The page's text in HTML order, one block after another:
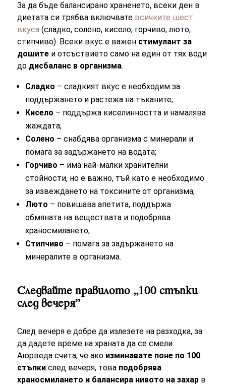
За да бъде балансирано храненето, всеки ден в
диетата си трябва включвате всичките шест
вкуса(сладко, солено, кисело, горчиво, люто,
стипчиво). Всеки вкус е важен стимулант за
дошите и отсъствието само на един от тях води
до дисбаланс в организма.
Сладко – сладкият вкус е необходим за
поддържането и растежа на тъканите;
Кисело – поддържа киселинността и намалява
жаждата;
Солено – снабдява организма с минерали и
помага за задържането на водата;
Горчиво – има най-малки хранителни
стойности, но е важно, тъй като е необходимо
за извеждането на токсините от организма;
Люто – повишава апетита, поддържа
обмяната на веществата и подобрява
храносмилането;
Стипчиво – помага за задържането на
минералите в организма.
Следвайте правилото „100 стъпки
след вечеря”
След вечеря е добре да излезете на разходка, за
да дадете време на храната да се смели.
Аюрведа счита, че ако изминавате поне по 100
стъпкислед вечеря, това подобрява
храносмилането и балансира нивото на захар в